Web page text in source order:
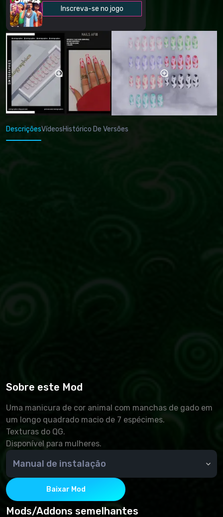
Inscreva-se no jogo
DescriçõesVídeosHistórico De Versões
Sobre este Mod
Uma manicura de cor animal com manchas de gado em
um longo quadrado macio de 7 espécimes.
Texturas do QG.
Disponível para mulheres.
Manual de instalação
🆘 Como instalar um complemento?
Para instalar conteúdo adicional do Sims 4, você
deve colocar os arquivos .package na pasta Mods. Por
padrão, ele está localizado em: (Nome de
Baixar Mod
Mods/Addons semelhantes